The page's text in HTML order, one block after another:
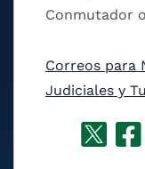
Conmutador
Correos para
Judiciales y